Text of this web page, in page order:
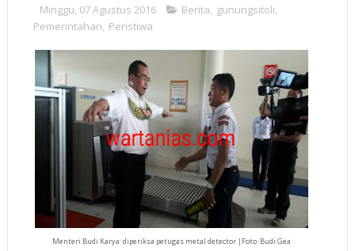
Minggu, 07 Agustus 2016 Berita, gunungsitoli,
Pemerintahan, Peristiwa
Menteri Budi Karya diperiksa petugas metal detector |Foto: Budi Gea